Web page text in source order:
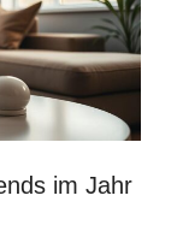
im Jahr